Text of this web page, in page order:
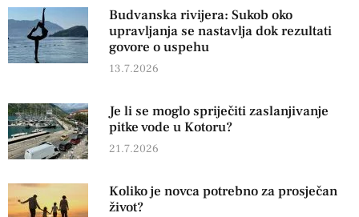
Budvanska rivijera: Sukob oko
upravljanja se nastavlja dok rezultati
govore o uspehu
13.7.2026
Je li se moglo spriječiti zaslanjivanje
pitke vode u Kotoru?
21.7.2026
Koliko je novca potrebno za prosječan
život?